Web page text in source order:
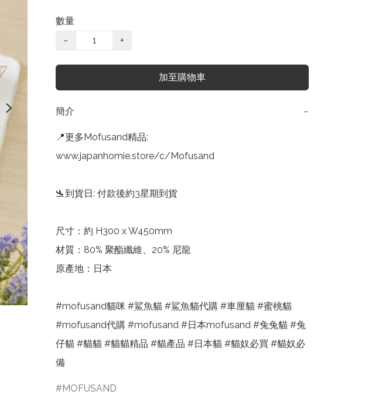
數量
−
+
加至購物車
簡介 −
📍更多Mofusand精品:
www.japanhomie.store/c/Mofusand
🛬到貨日: 付款後約3星期到貨
尺寸：約 H300 x W450mm
材質：80% 聚酯纖維、20% 尼龍
原產地：日本
#mofusand貓咪 #鯊魚貓 #鯊魚貓代購 #車厘貓 #蜜桃貓
#mofusand代購 #mofusand #日本mofusand #兔兔貓 #兔
仔貓 #貓貓 #貓貓精品 #貓產品 #日本貓 #貓奴必買 #貓奴必
備
MOFUSAND